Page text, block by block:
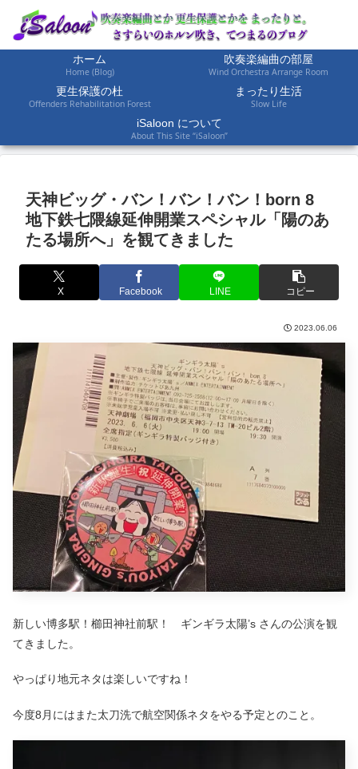
ホーム
Home (Blog)
吹奏楽編曲の部屋
Wind Orchestra Arrange Room
更生保護の杜
Offenders Rehabilitation Forest
まったり生活
Slow Life
iSaloon について
About This Site “iSaloon”
天神ビッグ・バン！バン！バン！born 8
地下鉄七隈線延伸開業スペシャル「陽のあ
たる場所へ」を観てきました
X Facebook LINE コピー
2023.06.06
新しい博多駅！櫛田神社前駅！ ギンギラ太陽’s さんの公演を観
てきました。
やっぱり地元ネタは楽しいですね！
今度8月にはまた太刀洗で航空関係ネタをやる予定とのこと。